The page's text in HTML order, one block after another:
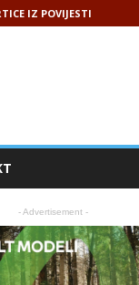
IZ POVIJESTI
- Advertisement -